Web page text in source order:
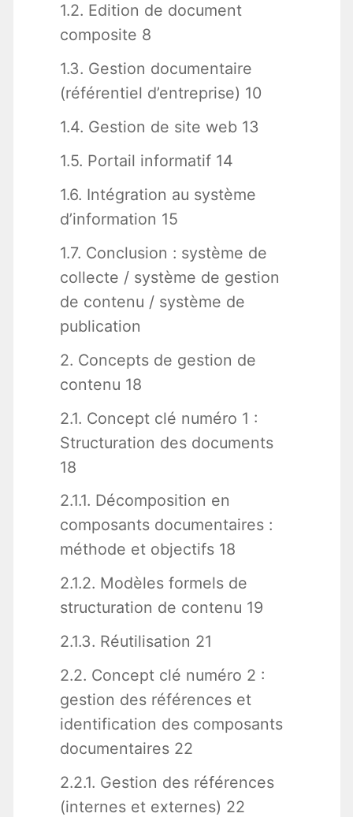
1.2. Edition de document
composite 8
1.3. Gestion documentaire
(référentiel d’entreprise) 10
1.4. Gestion de site web 13
1.5. Portail informatif 14
1.6. Intégration au système
d’information 15
1.7. Conclusion : système de
collecte / système de gestion
de contenu / système de
publication
2. Concepts de gestion de
contenu 18
2.1. Concept clé numéro 1 :
Structuration des documents
18
2.1.1. Décomposition en
composants documentaires :
méthode et objectifs 18
2.1.2. Modèles formels de
structuration de contenu 19
2.1.3. Réutilisation 21
2.2. Concept clé numéro 2 :
gestion des références et
identification des composants
documentaires 22
2.2.1. Gestion des références
(internes et externes) 22